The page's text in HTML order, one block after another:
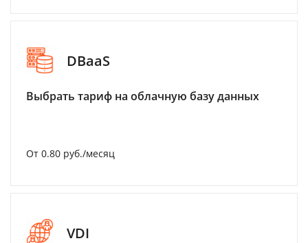
DBaaS
Выбрать тариф на облачную базу данных
От 0.80 руб./месяц
VDI